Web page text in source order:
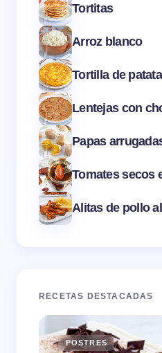
Tortitas
Arroz blanco
Tortilla de patata
Lentejas con
Papas
Tomates secos
Alitas de pollo
RECETAS DESTACADAS
POSTRES